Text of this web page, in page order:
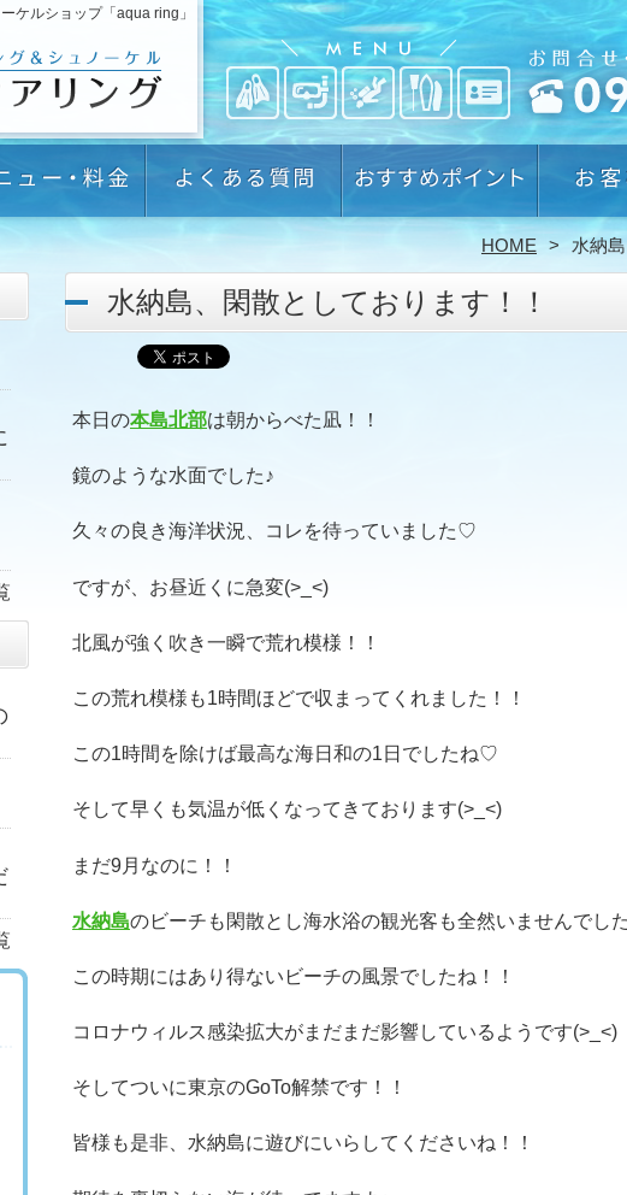
ケルショップ「aqua ring」
HOME 水納島
水納島、閑散としております！！
本日の本島北部は朝からべた凪！！
鏡のような水面でした♪
久々の良き海洋状況、コレを待っていました♡
ですが、お昼近くに急変(>_<)
北風が強く吹き一瞬で荒れ模様！！
この荒れ模様も1時間ほどで収まってくれました！！
この1時間を除けば最高な海日和の1日でしたね♡
そして早くも気温が低くなってきております(>_<)
まだ9月なのに！！
水納島のビーチも閑散とし海水浴の観光客も全然いませんでした
この時期にはあり得ないビーチの風景でしたね！！
コロナウィルス感染拡大がまだまだ影響しているようです(>_<)
そしてついに東京のGoTo解禁です！！
皆様も是非、水納島に遊びにいらしてくださいね！！